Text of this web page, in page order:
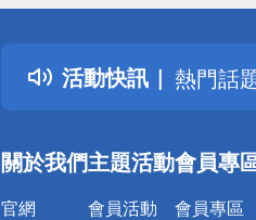
活動快訊
詐騙網
得獎公
熱門話
銀行優
詐騙網
關於我們
官網
主題活動
會員活動
會員專
會員專區